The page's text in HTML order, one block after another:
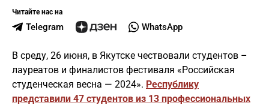
Читайте нас на
Telegram WhatsApp
В среду, 26 июня, в Якутске чествовали студентов –
лауреатов и финалистов фестиваля «Российская
студенческая весна — 2024». Республику
представили 47 студентов из 13 профессиональных